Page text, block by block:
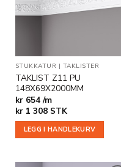
STUKKATUR | TAKLISTER
TAKLIST Z11 PU
148X69X2000MM
kr 654 /m
kr1 308 STK
LEGG I HANDLEKURV